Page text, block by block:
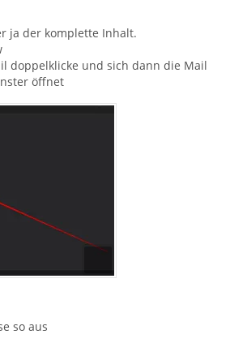
ja der komplette Inhalt.
doppelklicke und sich dann die Mail
öffnet
so aus